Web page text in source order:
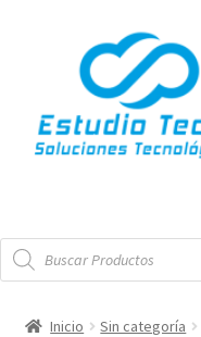
navegación
contenido
Tienda
Búsqueda
de
productos
Inicio Sin categoría